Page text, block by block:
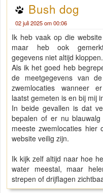
Bush dog
02 juli 2025 om 00:06
Ik heb vaak op die
maar heb ook
gegevens niet altijd kloppen.
Als ik het goed heb
de meetgegevens van
zwemlocaties wanneer
laatst gemeten is en bij mij
In beide gevallen is dat
bepalen of er nu
meeste zwemlocaties hier
website veilig zijn.
Ik kijk zelf altijd naar hoe
water meestal, maar
strepen of drijflagen